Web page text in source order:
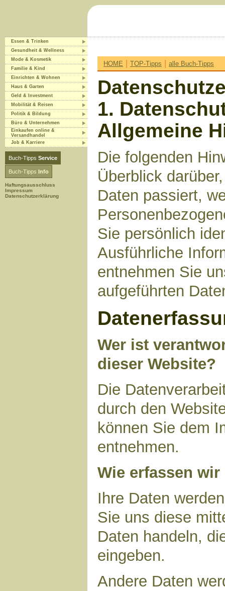
Essen & Trinken
Gesundheit & Wellness
Mode & Kosmetik
Familie & Kind
Einrichten & Wohnen
Haus & Garten
Geld & Investment
Mobilität & Reisen
Politik & Bildung
Büro & Unternehmen
Einkaufen online &
Versandhandel
Job & Karriere
Buch-Tipps Service
Buch-Tipps Info
Haftungsausschluss
Impressum
Datenschutzerklärung
HOME | TOP-Tipps | alle Buch-Tipps
1.
Allgemeine
Die folgenden
Überblick
Daten passiert,
Sie persönlich
Ausführliche
entnehmen Sie
aufgeführten
Wer ist
dieser Website?
Die
durch den
können Sie dem
entnehmen.
Wie erfassen wir
Ihre Daten
Sie uns diese
Daten handeln,
eingeben.
Andere Daten